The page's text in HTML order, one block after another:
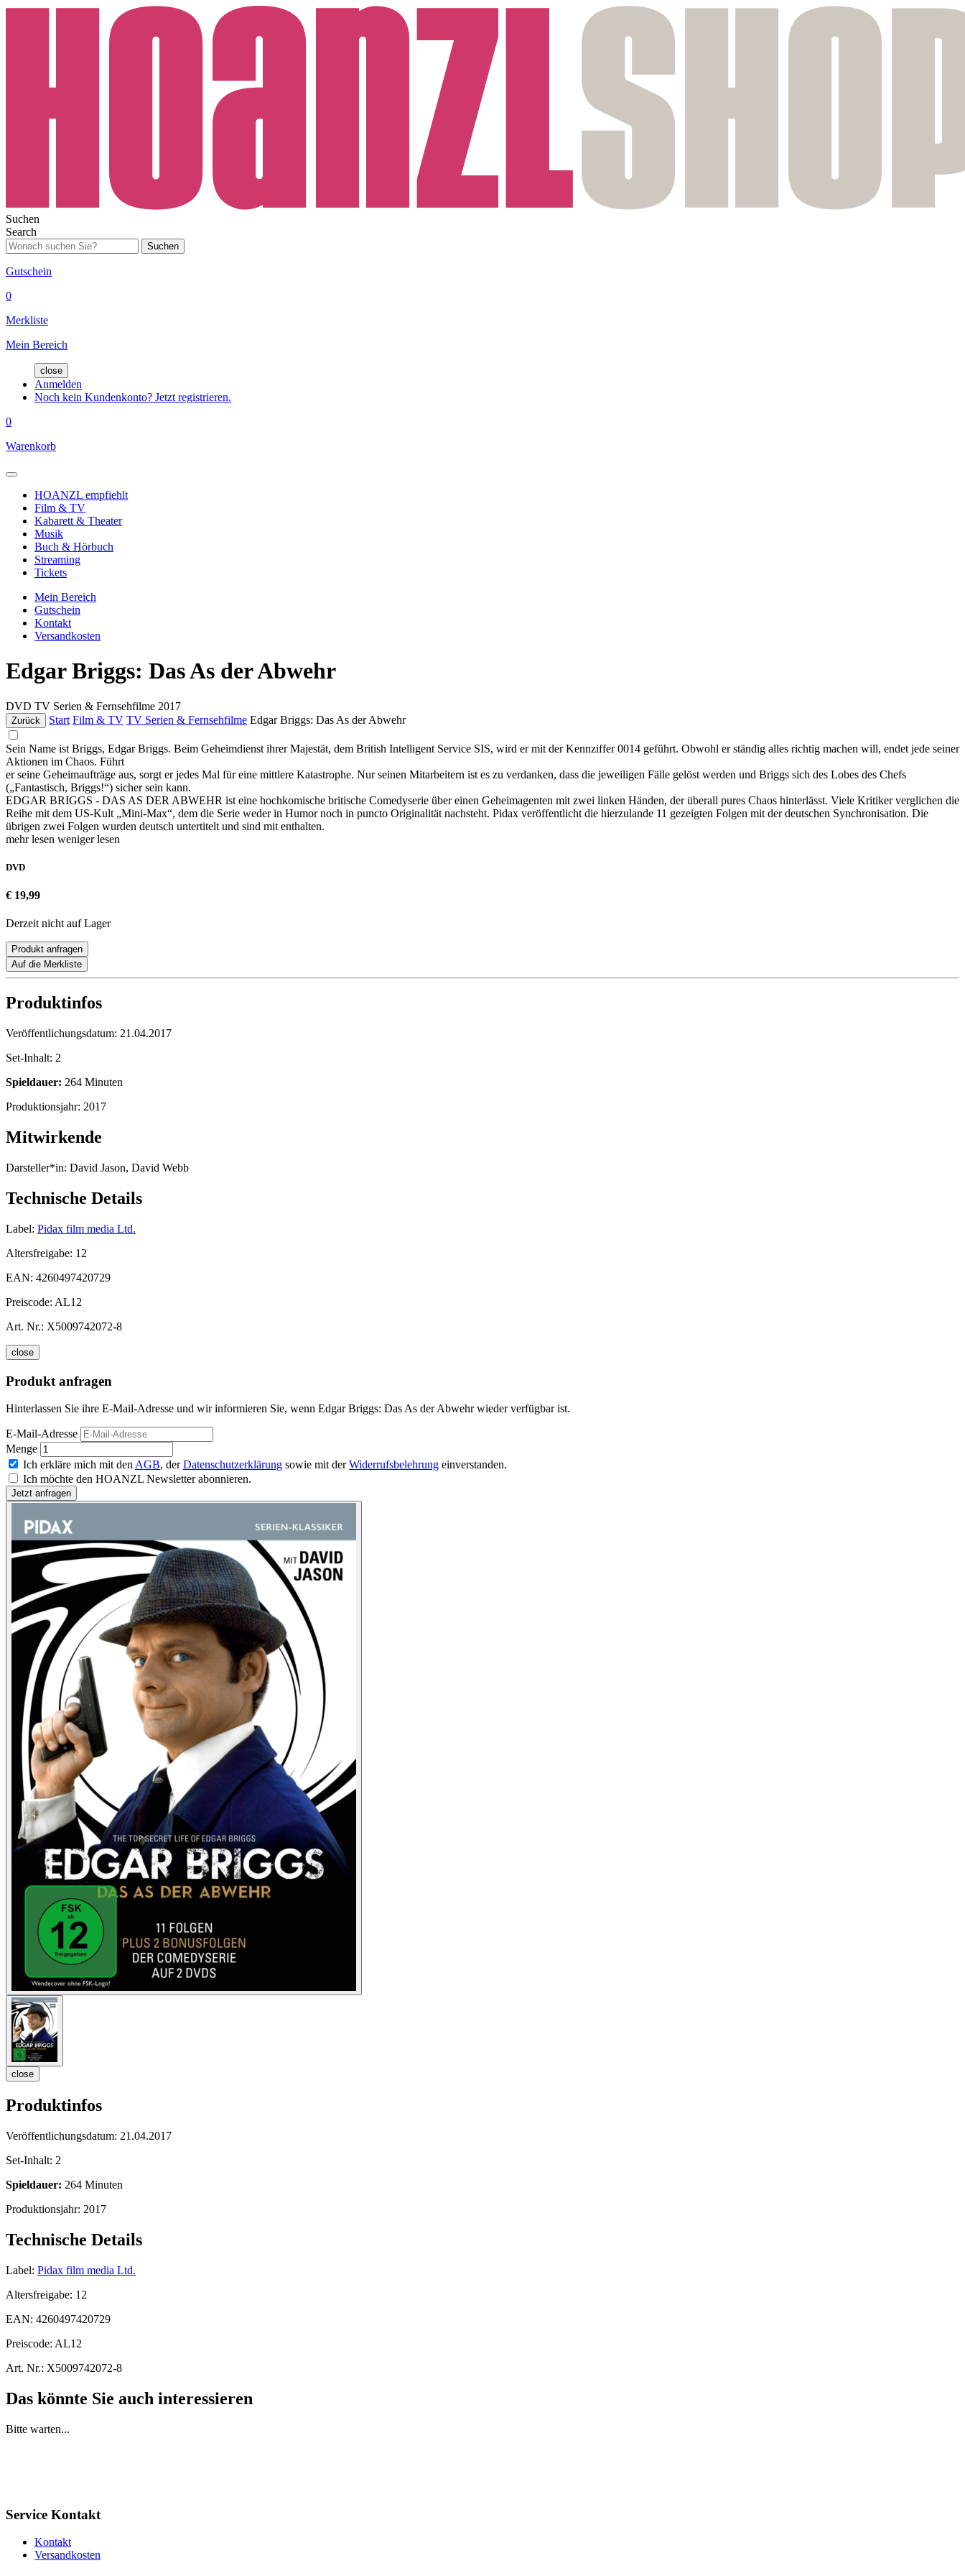
Suchen
Search
Suchen
Gutschein
0
Merkliste
Mein Bereich
close
Anmelden
Noch kein Kundenkonto? Jetzt registrieren.
0
Warenkorb
HOANZL empfiehlt
Film & TV
Kabarett & Theater
Musik
Buch & Hörbuch
Streaming
Tickets
Mein Bereich
Gutschein
Kontakt
Versandkosten
Edgar Briggs: Das As der Abwehr
DVD TV Serien & Fernsehfilme 2017
Zurück Start Film & TV TV Serien & Fernsehfilme Edgar Briggs: Das As der Abwehr
Sein Name ist Briggs, Edgar Briggs. Beim Geheimdienst ihrer Majestät, dem British Intelligent Service SIS, wird er mit der Kennziffer 0014 geführt. Obwohl er ständig alles richtig machen will, endet jede seiner
Aktionen im Chaos. Führt
er seine Geheimaufträge aus, sorgt er jedes Mal für eine mittlere Katastrophe. Nur seinen Mitarbeitern ist es zu verdanken, dass die jeweiligen Fälle gelöst werden und Briggs sich des Lobes des Chefs
(„Fantastisch, Briggs!“) sicher sein kann.
EDGAR BRIGGS - DAS AS DER ABWEHR ist eine hochkomische britische Comedyserie über einen Geheimagenten mit zwei linken Händen, der überall pures Chaos hinterlässt. Viele Kritiker verglichen die
Reihe mit dem US-Kult „Mini-Max“, dem die Serie weder in Humor noch in puncto Originalität nachsteht. Pidax veröffentlicht die hierzulande 11 gezeigten Folgen mit der deutschen Synchronisation. Die
übrigen zwei Folgen wurden deutsch untertitelt und sind mit enthalten.
mehr lesen weniger lesen
DVD
€ 19,99
Derzeit nicht auf Lager
Produkt anfragen
Auf die Merkliste
Produktinfos
Veröffentlichungsdatum: 21.04.2017
Set-Inhalt: 2
Spieldauer: 264 Minuten
Produktionsjahr: 2017
Mitwirkende
Darsteller*in: David Jason, David Webb
Technische Details
Label: Pidax film media Ltd.
Altersfreigabe: 12
EAN: 4260497420729
Preiscode: AL12
Art. Nr.: X5009742072-8
close
Produkt anfragen
Hinterlassen Sie ihre E-Mail-Adresse und wir informieren Sie, wenn Edgar Briggs: Das As der Abwehr wieder verfügbar ist.
E-Mail-Adresse
Menge
Ich erkläre mich mit den AGB, derDatenschutzerklärung sowie mit derWiderrufsbelehrung einverstanden.
Ich möchte den HOANZL Newsletter abonnieren.
close
Produktinfos
Veröffentlichungsdatum: 21.04.2017
Set-Inhalt: 2
Spieldauer: 264 Minuten
Produktionsjahr: 2017
Technische Details
Label: Pidax film media Ltd.
Altersfreigabe: 12
EAN: 4260497420729
Preiscode: AL12
Art. Nr.: X5009742072-8
Das könnte Sie auch interessieren
Bitte warten...
Service Kontakt
Kontakt
Versandkosten